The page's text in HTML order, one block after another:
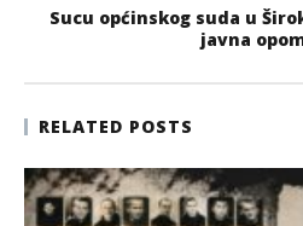
Sucu općinskog suda u
javna
RELATED POSTS